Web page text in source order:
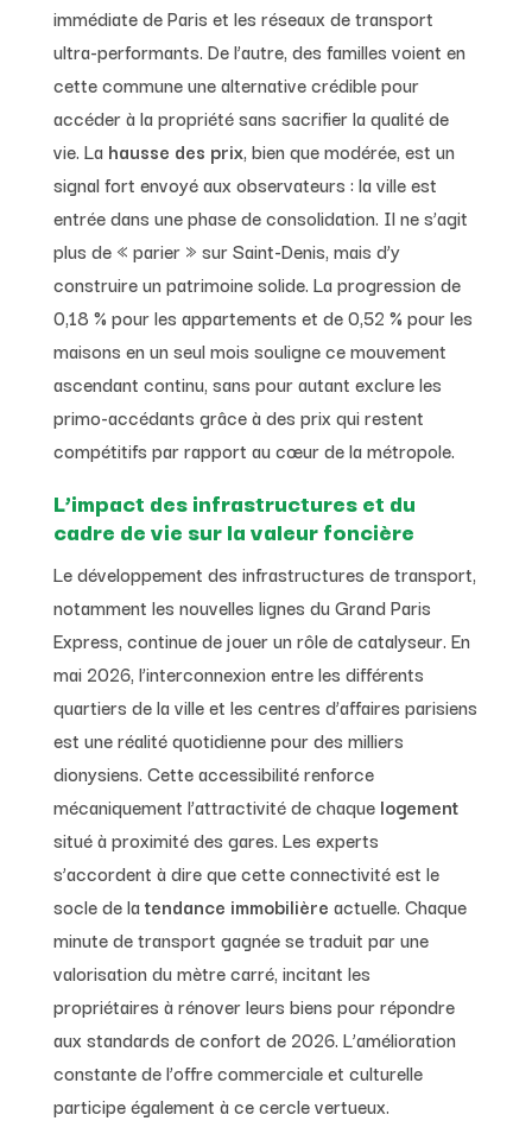
immédiate de Paris et les réseaux de transport
ultra-performants. De l’autre, des familles voient en
cette commune une alternative crédible pour
accéder à la propriété sans sacrifier la qualité de
vie. La hausse des prix, bien que modérée, est un
signal fort envoyé aux observateurs : la ville est
entrée dans une phase de consolidation. Il ne s’agit
plus de « parier » sur Saint-Denis, mais d’y
construire un patrimoine solide. La progression de
0,18 % pour les appartements et de 0,52 % pour les
maisons en un seul mois souligne ce mouvement
ascendant continu, sans pour autant exclure les
primo-accédants grâce à des prix qui restent
compétitifs par rapport au cœur de la métropole.
L’impact des infrastructures et du
cadre de vie sur la valeur foncière
Le développement des infrastructures de transport,
notamment les nouvelles lignes du Grand Paris
Express, continue de jouer un rôle de catalyseur. En
mai 2026, l’interconnexion entre les différents
quartiers de la ville et les centres d’affaires parisiens
est une réalité quotidienne pour des milliers
dionysiens. Cette accessibilité renforce
mécaniquement l’attractivité de chaque logement
situé à proximité des gares. Les experts
s’accordent à dire que cette connectivité est le
socle de la tendance immobilière actuelle. Chaque
minute de transport gagnée se traduit par une
valorisation du mètre carré, incitant les
propriétaires à rénover leurs biens pour répondre
aux standards de confort de 2026. L’amélioration
constante de l’offre commerciale et culturelle
participe également à ce cercle vertueux.